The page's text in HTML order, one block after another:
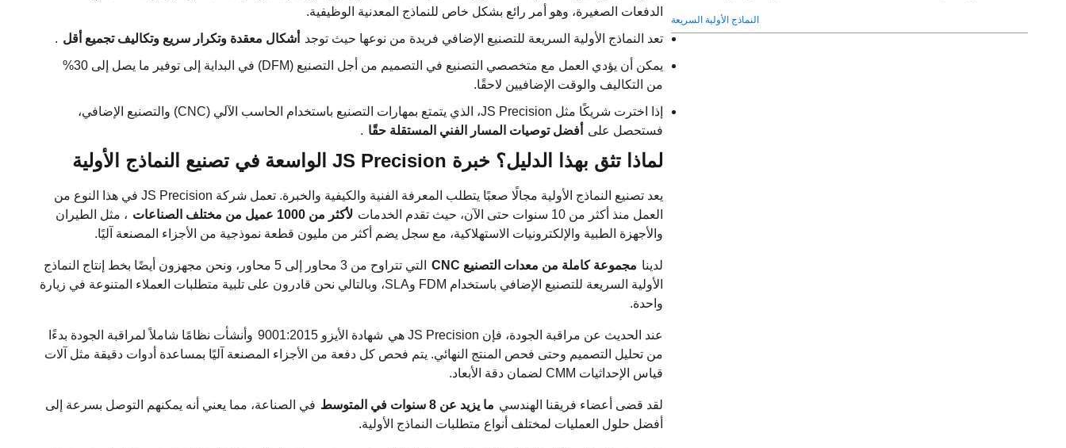
الدفعات الصغيرة، وهو أمر رائع بشكل خاص للنماذج المعدنية الوظيفية.
تعد النماذج الأولية السريعة للتصنيع الإضافي فريدة من نوعها حيث توجد
أشكال معقدة وتكرار سريع وتكاليف تجميع أقل .
يمكن أن يؤدي العمل مع متخصصي التصنيع في التصميم من أجل التصنيع (DFM) في البداية إلى توفير ما يصل إلى 30%
من التكاليف والوقت الإضافيين لاحقًا.
إذا اخترت شريكًا مثل JS Precision، الذي يتمتع بمهارات التصنيع باستخدام الحاسب الآلي (CNC) والتصنيع الإضافي،
فستحصل على
أفضل توصيات المسار الفني المستقلة حقًا .
لماذا تثق بهذا الدليل؟ خبرة JS Precision الواسعة في تصنيع النماذج الأولية
يعد تصنيع النماذج الأولية مجالًا صعبًا يتطلب المعرفة الفنية والكيفية والخبرة. تعمل شركة JS Precision في هذا النوع من
العمل منذ أكثر من 10 سنوات حتى الآن، حيث تقدم الخدمات
لأكثر من 1000 عميل من مختلف الصناعات
، مثل الطيران
والأجهزة الطبية والإلكترونيات الاستهلاكية، مع سجل يضم أكثر من مليون قطعة نموذجية من الأجزاء المصنعة آليًا.
لدينا مجموعة كاملة من معدات التصنيع CNC
التي تتراوح من 3 محاور إلى 5 محاور، ونحن مجهزون أيضًا بخط إنتاج النماذج
الأولية السريعة للتصنيع الإضافي باستخدام FDM وSLA، وبالتالي نحن قادرون على تلبية متطلبات العملاء المتنوعة في زيارة
واحدة.
عند الحديث عن مراقبة الجودة، فإن JS Precision هي شهادة الأيزو 9001:2015
وأنشأت نظامًا شاملاً لمراقبة الجودة بدءًا
من تحليل التصميم وحتى فحص المنتج النهائي. يتم فحص كل دفعة من الأجزاء المصنعة آليًا بمساعدة أدوات دقيقة مثل آلات
قياس الإحداثيات CMM لضمان دقة الأبعاد.
لقد قضى أعضاء فريقنا الهندسي ما يزيد عن 8 سنوات في المتوسط
​​في الصناعة، مما يعني أنه يمكنهم التوصل بسرعة إلى
أفضل حلول العمليات لمختلف أنواع متطلبات النماذج الأولية.
النماذج الأولية السريعة